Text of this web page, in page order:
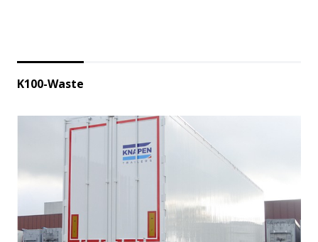
K100-Waste